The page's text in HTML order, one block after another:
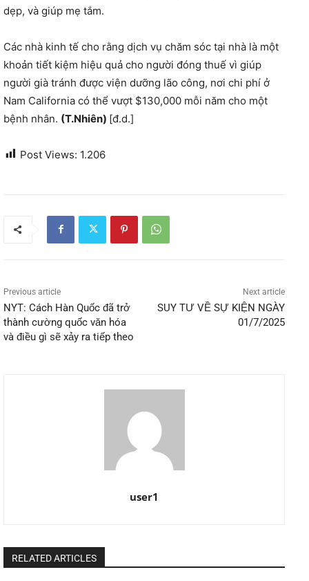
dẹp, và giúp mẹ tắm.
Các nhà kinh tế cho rằng dịch vụ chăm sóc tại nhà là một
khoản tiết kiệm hiệu quả cho người đóng thuế vì giúp
người già tránh được viện dưỡng lão công, nơi chi phí ở
Nam California có thể vượt $130,000 mỗi năm cho một
bệnh nhân. (T.Nhiên) [đ.d.]
Post Views: 1.206
Previous article
NYT: Cách Hàn Quốc đã trở
thành cường quốc văn hóa
và điều gì sẽ xảy ra tiếp theo
Next article
SUY TƯ VỀ SỰ KIỆN NGÀY
01/7/2025
user1
RELATED ARTICLES